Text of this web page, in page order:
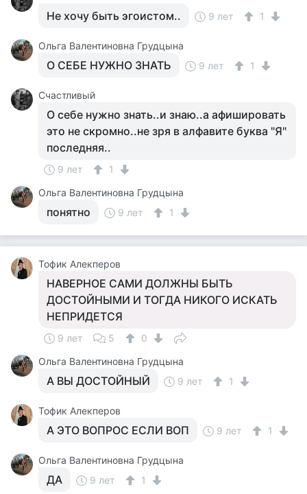
Не хочу быть эгоистом.. 9 лет 1
Ольга Валентиновна Грудцына
О СЕБЕ НУЖНО ЗНАТЬ 9 лет 1
Счастливый
О себе нужно знать..и знаю..а афишировать
это не скромно..не зря в алфавите буква "Я"
последняя..
9 лет
1
Ольга Валентиновна Грудцына
понятно 9 лет 1
Тофик Алекперов
НАВЕРНОЕ САМИ ДОЛЖНЫ БЫТЬ
ДОСТОЙНЫМИ И ТОГДА НИКОГО ИСКАТЬ
НЕПРИДЕТСЯ
9 лет 5
0
Ольга Валентиновна Грудцына
А ВЫ ДОСТОЙНЫЙ 9 лет 1
Тофик Алекперов
А ЭТО ВОПРОС ЕСЛИ ВОП 9 лет 1
Ольга Валентиновна Грудцына
ДА 9 лет 1